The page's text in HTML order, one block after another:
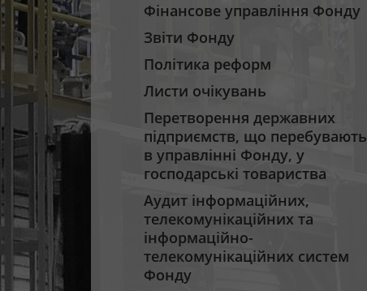
Фінансове управління Фонду
Звіти Фонду
Політика реформ
Листи очікувань
Перетворення державних
підприємств, що перебувають
в управлінні Фонду, у
господарські товариства
Аудит інформаційних,
телекомунікаційних та
інформаційно-
телекомунікаційних систем
Фонду